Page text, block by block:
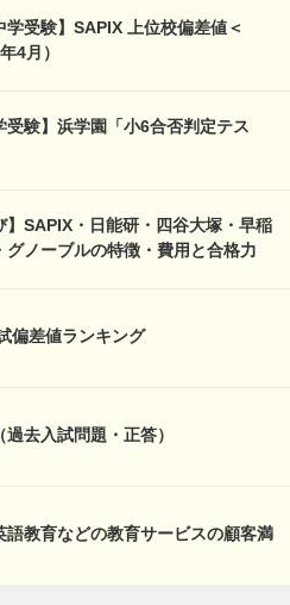
受験】SAPIX 上位校偏差値＜
4月）
受験】浜学園「小6合否判定テス
】SAPIX・日能研・四谷大塚・早稲
グノーブルの特徴・費用と合格力
偏差値ランキング
去入試問題・正答）
語教育などの教育サービスの顧客満